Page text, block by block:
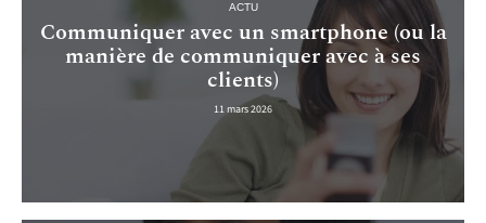
ACTU
Communiquer avec un smartphone (ou la
manière de communiquer avec à ses
clients)
11 mars 2026